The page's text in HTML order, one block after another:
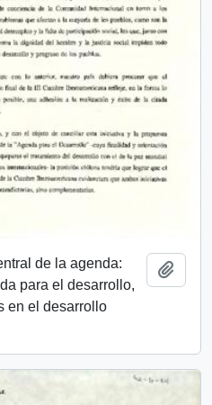
de la agenda:
para el desarrollo,
en el desarrollo